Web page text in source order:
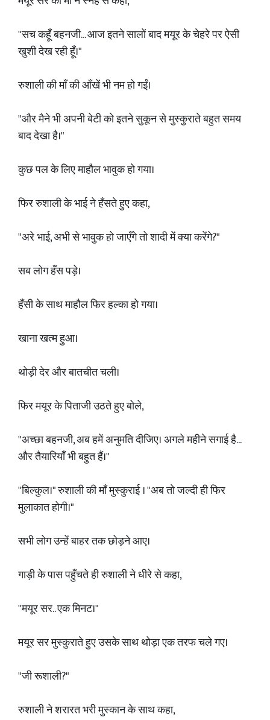
"सच कहूँ बहनजी... आज इतने सालों बाद मयूर के चेहरे पर ऐसी
खुशी देख रही हूँ।"
रुशाली की माँ की आँखें भी नम हो गईं।
"और मैने भी अपनी बेटी को इतने सुकून से मुस्कुराते बहुत समय
बाद देखा है।"
कुछ पल के लिए माहौल भावुक हो गया।
फिर रुशाली के भाई ने हँसते हुए कहा,
"अरे भाई, अभी से भावुक हो जाएँगे तो शादी में क्या करेंगे?"
सब लोग हँस पड़े।
हँसी के साथ माहौल फिर हल्का हो गया।
खाना खत्म हुआ।
थोड़ी देर और बातचीत चली।
फिर मयूर के पिताजी उठते हुए बोले,
"अच्छा बहनजी, अब हमें अनुमति दीजिए। अगले महीने सगाई है...
और तैयारियाँ भी बहुत हैं।"
"बिल्कुल।" रुशाली की माँ मुस्कुराई । "अब तो जल्दी ही फिर
मुलाकात होगी।"
सभी लोग उन्हें बाहर तक छोड़ने आए।
गाड़ी के पास पहुँचते ही रुशाली ने धीरे से कहा,
"मयूर सर.. एक मिनट।"
मयूर सर मुस्कुराते हुए उसके साथ थोड़ा एक तरफ चले गए।
"जी रूशाली?"
रुशाली ने शरारत भरी मुस्कान के साथ कहा,